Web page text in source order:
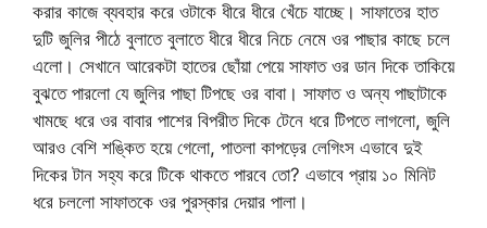
করার কাজে ব্যবহার করে ওটাকে ধীরে ধীরে খেঁচে যাচ্ছে। সাফাতের হাত
দুটি জুলির পীঠে বুলাতে বুলাতে ধীরে ধীরে নিচে নেমে ওর পাছার কাছে চলে
এলো। সেখানে আরেকটা হাতের ছোঁয়া পেয়ে সাফাত ওর ডান দিকে তাকিয়ে
বুঝতে পারলো যে জুলির পাছা টিপছে ওর বাবা। সাফাত ও অন্য পাছাটাকে
খামছে ধরে ওর বাবার পাশের বিপরীত দিকে টেনে ধরে টিপতে লাগলো, জুলি
আরও বেশি শঙ্কিত হয়ে গেলো, পাতলা কাপড়ের লেগিংস এভাবে দুই
দিকের টান সহ্য করে টিকে থাকতে পারবে তো? এভাবে প্রায় ১০ মিনিট
ধরে চললো সাফাতকে ওর পুরস্কার দেয়ার পালা।